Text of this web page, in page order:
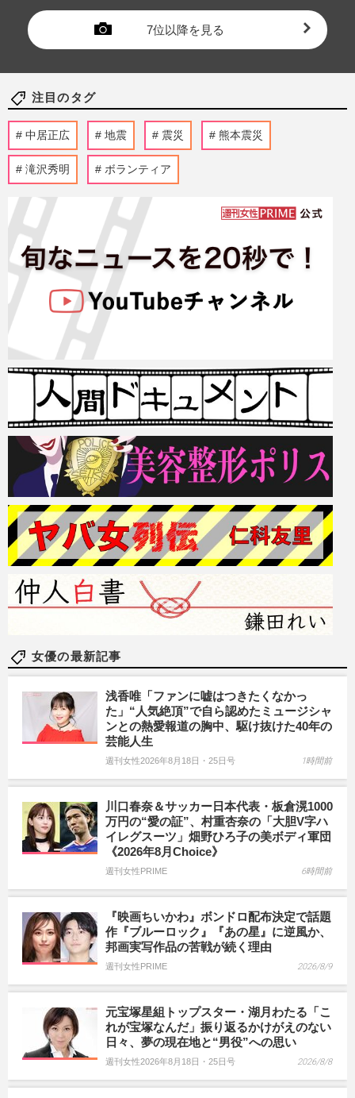
7位以降を見る
注目のタグ
中居正広 地震 震災 熊本震災
滝沢秀明 ボランティア
女優の最新記事
浅香唯「ファンに嘘はつきたくなかっ
た」“人気絶頂”で自ら認めたミュージシャ
ンとの熱愛報道の胸中、駆け抜けた40年の
芸能人生
週刊女性2026年8月18日・25日号 1時間前
川口春奈＆サッカー日本代表・板倉滉1000
万円の“愛の証”、村重杏奈の「大胆V字ハ
イレグスーツ」畑野ひろ子の美ボディ軍団
《2026年8月Choice》
週刊女性PRIME 6時間前
『映画ちいかわ』ボンドロ配布決定で話題
作『ブルーロック』『あの星』に逆風か、
邦画実写作品の苦戦が続く理由
週刊女性PRIME 2026/8/9
元宝塚星組トップスター・湖月わたる「こ
れが宝塚なんだ」振り返るかけがえのない
日々、夢の現在地と“男役”への思い
週刊女性2026年8月18日・25日号 2026/8/8